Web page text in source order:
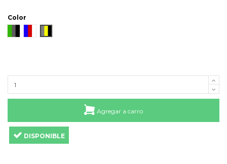
Color
Agregar a carro
DISPONIBLE